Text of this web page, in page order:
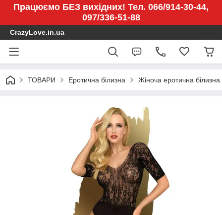
Працюємо БЕЗ вихідних! Тел. 066/914-30-44,
097/336-51-88
CrazyLove.in.ua
ТОВАРИ Еротична білизна Жіноча еротична білизна